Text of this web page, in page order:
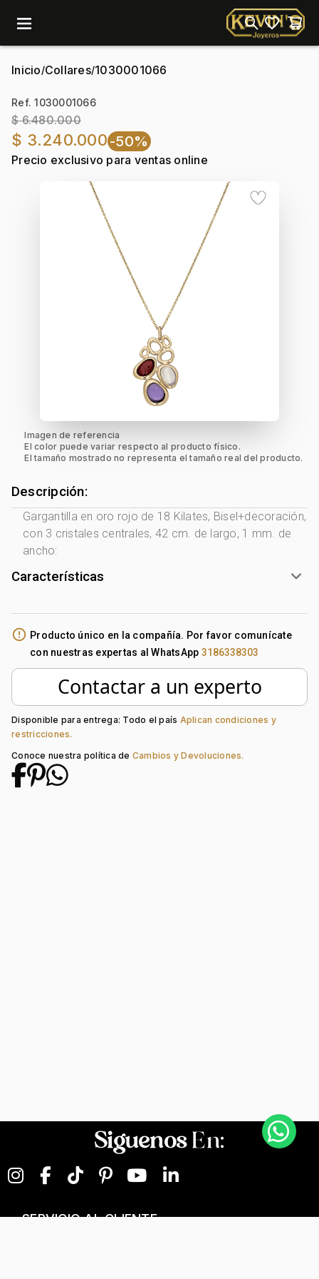
menu
Inicio/Collares/1030001066
Ref. 1030001066
$ 6.480.000
$ 3.240.000 -50%
Precio exclusivo para ventas online
Imagen de referencia
El color puede variar respecto al producto físico.
El tamaño mostrado no representa el tamaño real del producto.
Descripción:
Gargantilla en oro rojo de 18 Kilates, Bisel+decoración,
con 3 cristales centrales, 42 cm. de largo, 1 mm. de
ancho:
Características
Género: Mujer
Tono Metal:
Metal: Oro 18 Kilates
Tejido: Bisel+Decoración
Subforma: Dijes
Longitud:
42
Tipo de terminado: Liso
Tipo de Broche: Pico Loro
Piedra central:
error_outline Producto único en la compañía. Por favor comunícate
con nuestras expertas al WhatsApp 3186338303
Contactar a un experto
Disponible para entrega: Todo el país Aplican condiciones y
restricciones.
Conoce nuestra política de Cambios y Devoluciones.
SiguenosEn:
SERVICIO AL CLIENTE